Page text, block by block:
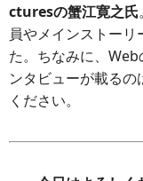
cturesの蟹江寛之氏
員やメインストーリ
た。ちなみに、
ンタビューが載るの
ください。